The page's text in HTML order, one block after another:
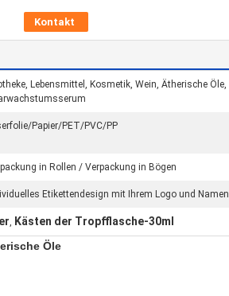
Kontakt
Lebensmittel, Kosmetik, Wein, Ätherische Öle,
Papier/PET/PVC/PP
in Rollen / Verpackung in Bögen
Etikettendesign mit Ihrem Logo und Namen
, Kästen der Tropfflasche-30ml
Öle